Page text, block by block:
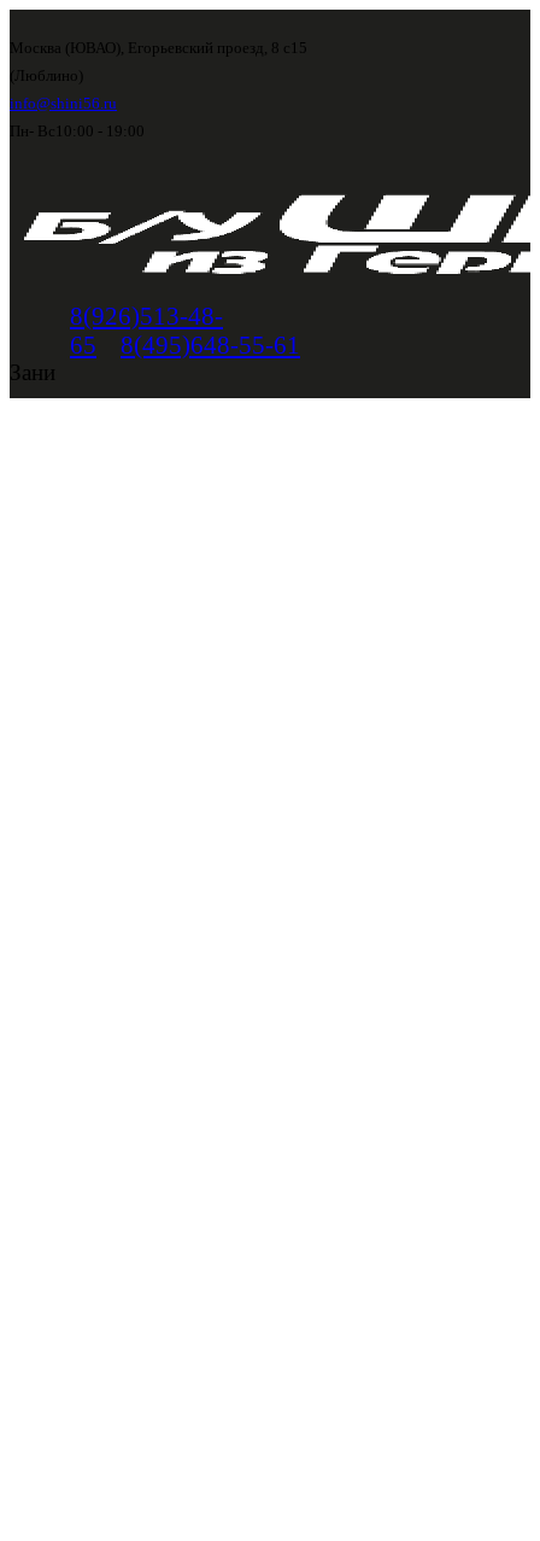
Москва (ЮВАО), Егорьевский проезд, 8 с15
(Люблино)
info@shini56.ru
Пн- Вс 10:00 - 19:00
8(926)513-48-
65
8(495)648-55-61
Зани